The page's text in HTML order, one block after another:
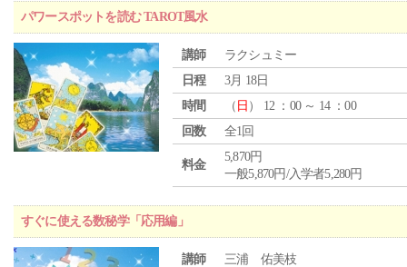
パワースポットを読む TAROT風水
講師
ラクシュミー
日程
3月 18日
時間
（ 日 ） 12 ：00 ～ 14 ：00
回数
全1回
料金
5,870円
一般5,870円/入学者5,280円
すぐに使える数秘学「応用編」
講師
三浦 佑美枝